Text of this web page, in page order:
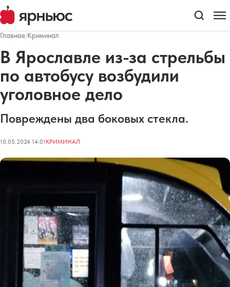
Главная/Криминал
В Ярославле из-за стрельбы
по автобусу возбудили
уголовное дело
Повреждены два боковых стекла.
10.05.2024 14:01КРИМИНАЛ